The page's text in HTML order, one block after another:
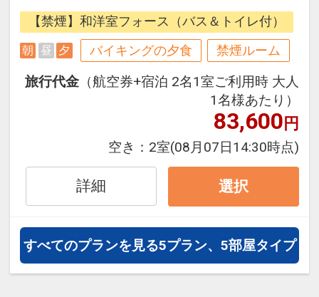
広がり、後方にはラムサール条約に
登録された「三方五湖」がございま
す。
そして、緑あふれる飯切山や実山に
も囲まれております。
美しいリアス式海岸、風光明媚な三
方五湖、とりどりの景勝を見せる
全ての人を優しく包み込む、懐の深
い、豊かな自然を満喫していただけ
ます。
夕食は4月から10月の夏季は「七
彩」、11月から3月の冬季は「カニ
紀行」をご用意。
【禁煙】和洋室フォース（バス＆トイレ付）
朝 昼 夕 バイキングの夕食 禁煙ルーム
旅行代金 （航空券+宿泊 2名1室ご利用時 大人
1名様あたり）
83,600円
空き： 2室(08月07日14:30時点)
詳細 選択
すべてのプランを見る5プラン、5部屋タイプ